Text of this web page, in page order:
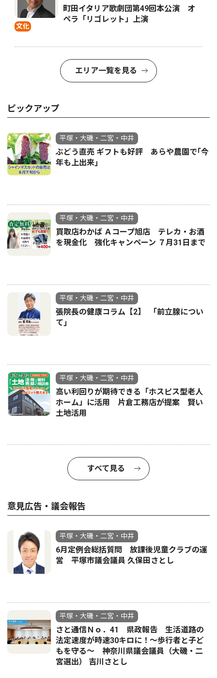
文化
町田イタリア歌劇団第49回本公演 オ
ペラ「リゴレット」上演
エリア一覧を見る
ピックアップ
平塚・大磯・二宮・中井
ぶどう直売 ギフトも好評 あらや農園で｢今
年も上出来｣
平塚・大磯・二宮・中井
買取店わかば Ａコープ旭店 テレカ・お酒
を現金化 強化キャンペーン ７月31日まで
平塚・大磯・二宮・中井
張院長の健康コラム【2】 ｢前立腺につい
て｣
平塚・大磯・二宮・中井
高い利回りが期待できる「ホスピス型老人
ホーム」に活用 片倉工務店が提案 賢い
土地活用
すべて見る
意見広告・議会報告
平塚・大磯・二宮・中井
6月定例会総括質問 放課後児童クラブの運
営 平塚市議会議員 久保田さとし
平塚・大磯・二宮・中井
さと通信Ｎｏ．41 県政報告 生活道路の
法定速度が時速30キロに！〜歩行者と子ど
もを守る〜 神奈川県議会議員（大磯・二
宮選出） 吉川さとし